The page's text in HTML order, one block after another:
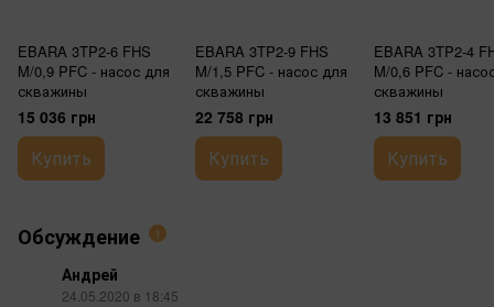
EBARA 3TP2-6 FHS
M/0,9 PFC - насос для
скважины
15 036 грн
Купить
EBARA 3TP2-9 FHS
M/1,5 PFC - насос для
скважины
22 758 грн
Купить
EBARA 3TP2-4
M/0,6 PFC -
скважины
13 851 грн
Купить
Обсуждение 1
Андрей
24.05.2020 в 18:45